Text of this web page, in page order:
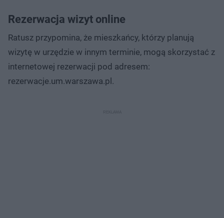
Rezerwacja wizyt online
Ratusz przypomina, że mieszkańcy, którzy planują
wizytę w urzędzie w innym terminie, mogą skorzystać z
internetowej rezerwacji pod adresem:
rezerwacje.um.warszawa.pl.